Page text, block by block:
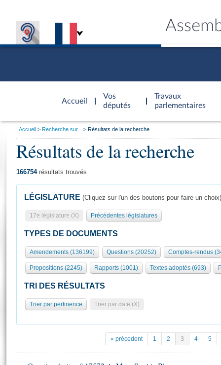
Accueil
d'accueil
Vos
députés
Travaux
parlementaires
Présidence
577 députés
Groupes politiques
Séance publique
Commissions et autres organes
Europe et International
Pétitions
Général
Rôle et pouvoirs de l'Assemblée
Organisation de l'Assemblée
Présidence Conférence des Présidents Bureau Collège des
Statistiques et chiffres clés
Documents de référence
( Constitution | Règlement de l'Assemblée ... )
Visiter l'Assemblée
Visite virtuelle du palais Bourbon
Assister à une séance
Vous
Accueil Recherche sur... Résultats de la recherche
Résultats de la recherche
166754résultats trouvés
LÉGISLATURE (Cliquez sur l'un des boutons pour faire un choix)
17e législature (X) Précédentes législatures
TYPES DE DOCUMENTS
Amendements (136199) Questions (20252) Comptes-rendus
Propositions (2245) Rapports (1001) Textes adoptés (693)
TRI DES RÉSULTATS
Trier par pertinence Trier par date (X)
« précedent 1 2 3 4 5